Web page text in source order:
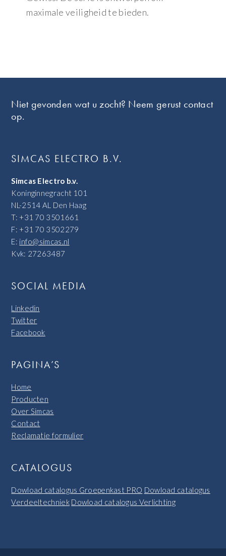
maximale veiligheid te bieden.
Niet gevonden wat u zocht? Neem gerust contact
op.
SIMCAS ELECTRO B.V.
Simcas Electro b.v.
Koninginnegracht 101
NL-2514 AL Den Haag
T: +31 70 3501661
F: +31 70 3502279
E: info@simcas.nl
Kvk: 27263487
SOCIAL MEDIA
Linkedin
Twitter
Facebook
PAGINA’S
Home
Producten
Over Simcas
Contact
Reclamatie formulier
CATALOGUS
Dowload catalogus Groepenkast PRO Dowload catalogus
Verdeeltechniek Dowload catalogus Verlichting